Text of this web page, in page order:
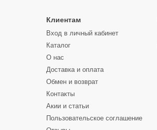
Клиентам
Вход в личный кабинет
Каталог
О нас
Доставка и оплата
Обмен и возврат
Контакты
Акии и статьи
Пользовательское соглашение